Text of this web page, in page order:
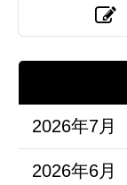
2026年7月
2026年6月